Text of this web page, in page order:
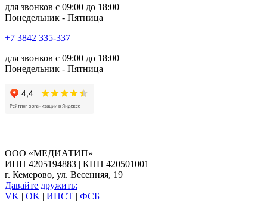
для звонков с 09:00 до 18:00
Понедельник - Пятница
+7 3842 335‑337
для звонков с 09:00 до 18:00
Понедельник - Пятница
ООО «МЕДИАТИП»
ИНН 4205194883 | КПП 420501001
г. Кемерово, ул. Весенняя, 19
Давайте дружить:
VK | OK | ИНСТ | ФСБ